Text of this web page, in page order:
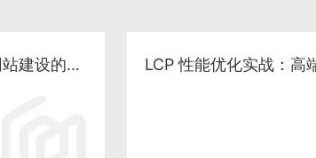
Headless CMS 架构：高端品牌网站建设的下一代技术方案与 SEO 落地实践